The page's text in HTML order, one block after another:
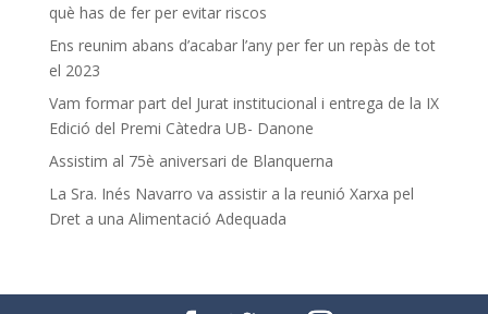
què has de fer per evitar riscos
Ens reunim abans d’acabar l’any per fer un repàs de tot
el 2023
Vam formar part del Jurat institucional i entrega de la IX
Edició del Premi Càtedra UB- Danone
Assistim al 75è aniversari de Blanquerna
La Sra. Inés Navarro va assistir a la reunió Xarxa pel
Dret a una Alimentació Adequada